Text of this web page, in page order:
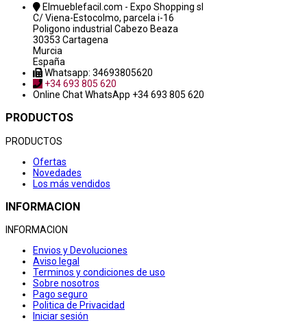
Elmueblefacil.com - Expo Shopping sl
C/ Viena-Estocolmo, parcela i-16
Poligono industrial Cabezo Beaza
30353 Cartagena
Murcia
España
Whatsapp: 34693805620
+34 693 805 620
Online ChatWhatsApp +34 693 805 620
PRODUCTOS
PRODUCTOS
Ofertas
Novedades
Los más vendidos
INFORMACION
INFORMACION
Envios y Devoluciones
Aviso legal
Terminos y condiciones de uso
Sobre nosotros
Pago seguro
Politica de Privacidad
Iniciar sesión